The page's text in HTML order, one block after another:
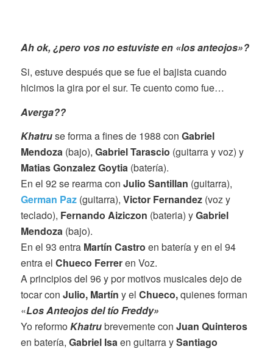
Ah ok, ¿pero vos no estuviste en «los anteojos»?
Si, estuve después que se fue el bajista cuando
hicimos la gira por el sur. Te cuento como fue…
Averga??
Khatruse forma a fines de 1988 con Gabriel
Mendoza(bajo), Gabriel Tarascio (guitarra y voz) y
Matias Gonzalez Goytia(batería).
En el 92 se rearma con Julio Santillan (guitarra),
German Paz(guitarra), Victor Fernandez (voz y
teclado), Fernando Aiziczon (bateria) yGabriel
Mendoza(bajo).
En el 93 entra Martín Castro en batería y en el 94
entra el Chueco Ferreren Voz.
A principios del 96 y por motivos musicales dejo de
tocar con Julio, Martín y el Chueco,quienes forman
«Los Anteojos del tío Freddy»
Yo reformoKhatrubrevemente con Juan Quinteros
en batería, Gabriel Isaen guitarra ySantiago